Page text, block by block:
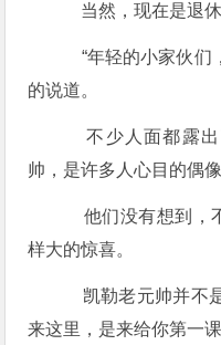
当然，现在是退休
“年轻的小家伙们
的说道。
不少人面都露出
帅，是许多人心目的偶像
他们没有想到，
样大的惊喜。
凯勒老元帅并不
来这里，是来给你第一